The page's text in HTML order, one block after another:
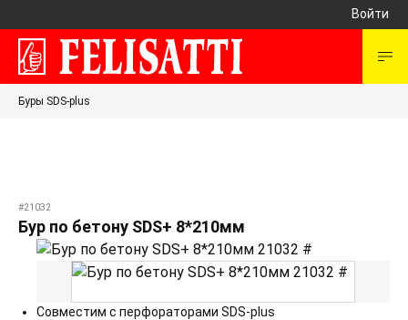
Войти
Буры SDS-plus
#21032
Бур по бетону SDS+ 8*210мм
Совместим с перфораторами SDS-plus